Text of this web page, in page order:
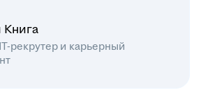
рекрутер и карьерный